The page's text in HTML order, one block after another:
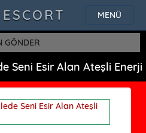
MENÜ
GÖNDER
Seni Esir Alan Ateşli Enerji